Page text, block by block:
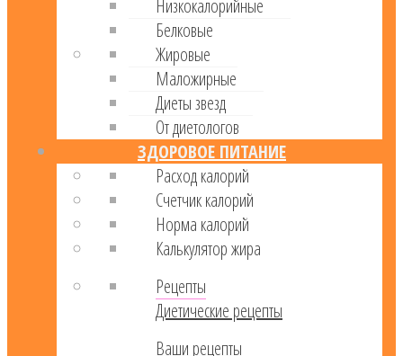
Низкокалорийные
Белковые
Жировые
Маложирные
Диеты звезд
От диетологов
ЗДОРОВОЕ ПИТАНИЕ
Расход калорий
Cчетчик калорий
Норма калорий
Калькулятор жира
Рецепты
Диетические рецепты
Ваши рецепты